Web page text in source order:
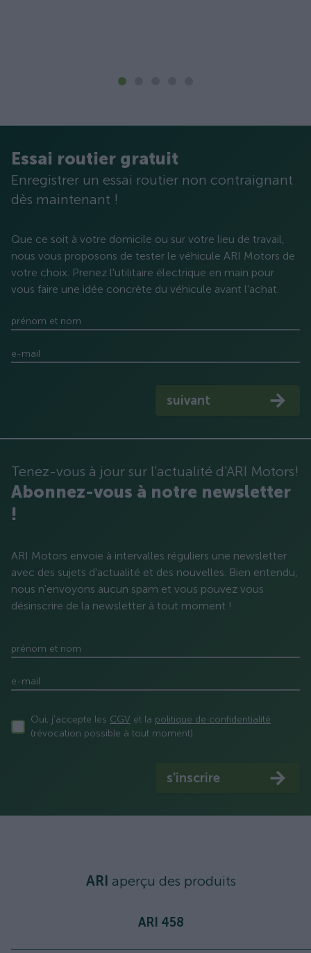
Essai routier gratuit
Enregistrer un essai routier non contraignant
dès maintenant !
Que ce soit à votre domicile ou sur votre lieu de travail,
nous vous proposons de tester le véhicule ARI Motors de
votre choix. Prenez l'utilitaire électrique en main pour
vous faire une idée concrète du véhicule avant l'achat.
prénom et nom
e-mail
suivant
Tenez-vous à jour sur l'actualité d'ARI Motors!
Abonnez-vous à notre newsletter
!
ARI Motors envoie à intervalles réguliers une newsletter
avec des sujets d'actualité et des nouvelles. Bien entendu,
nous n'envoyons aucun spam et vous pouvez vous
désinscrire de la newsletter à tout moment !
prénom et nom
e-mail
Oui, j'accepte les CGV et la politique de confidentialité
(révocation possible à tout moment).
s'inscrire
ARI aperçu des produits
ARI 458